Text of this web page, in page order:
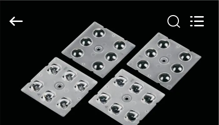
MAISON
PRODUITS
Co.,